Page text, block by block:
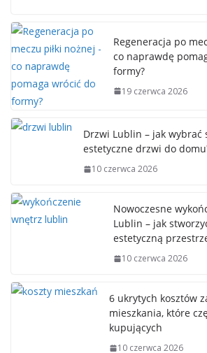
Regeneracja po
co naprawdę
formy?
19 czerwca 2026
Drzwi Lublin – jak wybrać
estetyczne drzwi do
10 czerwca 2026
Nowoczesne
Lublin – jak
estetyczną
10 czerwca 2026
6 ukrytych kosztów
mieszkania, które
kupujących
10 czerwca 2026